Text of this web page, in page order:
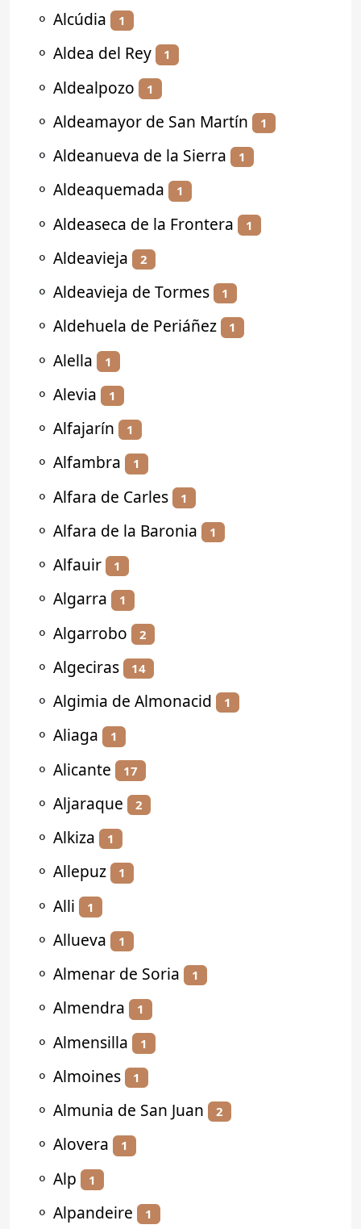
⚬ Alcúdia 1
⚬ Aldea del Rey 1
⚬ Aldealpozo 1
⚬ Aldeamayor de San Martín 1
⚬ Aldeanueva de la Sierra 1
⚬ Aldeaquemada 1
⚬ Aldeaseca de la Frontera 1
⚬ Aldeavieja 2
⚬ Aldeavieja de Tormes 1
⚬ Aldehuela de Periáñez 1
⚬ Alella 1
⚬ Alevia 1
⚬ Alfajarín 1
⚬ Alfambra 1
⚬ Alfara de Carles 1
⚬ Alfara de la Baronia 1
⚬ Alfauir 1
⚬ Algarra 1
⚬ Algarrobo 2
⚬ Algeciras 14
⚬ Algimia de Almonacid 1
⚬ Aliaga 1
⚬ Alicante 17
⚬ Aljaraque 2
⚬ Alkiza 1
⚬ Allepuz 1
⚬ Alli 1
⚬ Allueva 1
⚬ Almenar de Soria 1
⚬ Almendra 1
⚬ Almensilla 1
⚬ Almoines 1
⚬ Almunia de San Juan 2
⚬ Alovera 1
⚬ Alp 1
⚬ Alpandeire 1